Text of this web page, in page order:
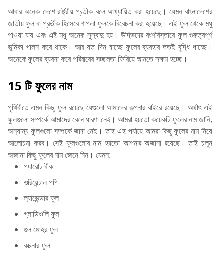
আবার অনেক দেশে রাষ্ট্রীয় প্রতীক বলে আখ্যায়িত করা হয়েছে। যেমন বাংলাদেশের
জাতীয় ফুল বা প্রতীক হিসেবে শাপলা ফুলকে বিবেচনা করা হয়েছে। এই ফুল থেকে মধু
পাওয়া যায় এবং এই মধু অনেক সুস্বাদু হয়। উদ্ভিদের বংশবিস্তারে ফুল গুরুত্বপূর্ণ
ভূমিকা পালন করে থাকে। আর যত দিন যাচ্ছে ফুলের ব্যবহার ততই বৃদ্ধি পাচ্ছে।
অনেকে ফুলের ব্যবসা করে পরিবারের সচ্ছলতা ফিরিয়ে আনতে সক্ষম হচ্ছে।
15 টি ফুলের নাম
পৃথিবীতে এমন কিছু ফুল রয়েছে যেগুলো আমাদের কল্পনার বাইরে রয়েছে। অর্থাৎ এই
ফুলগুলো সম্পর্কে আমাদের কোন ধারণা নেই। আমরা হয়তো কয়েকটি ফুলের নাম জানি,
অন্যান্য ফুলগুলো সম্পর্কে জানা নেই। তাই এই পর্যায়ে আমরা কিছু ফুলের নাম নিয়ে
আলোচনা করব। সেই ফুলগুলোর নাম হয়তো আপনার অজানা রয়েছে। তাই চলুন
অজানা কিছু ফুলের নাম জেনে নিন। যেমন:
প্যারোট বীক
ওরিয়েন্টাল পপি
ল্যাভেন্ডার ফুল
গ্লাডিওলি ফুল
গুল মোহর ফুল
কচনার ফুল